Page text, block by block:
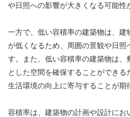
や日照への影響が大きくなる可能性
一方で、低い容積率の建築物は、建
が低くなるため、周囲の景観や日照
す。また、低い容積率の建築物は、
とした空間を確保することができ
生活環境の向上に寄与することが期
容積率は、建築物の計画や設計にお